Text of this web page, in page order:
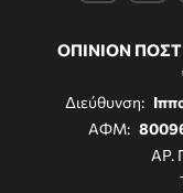
ΟΠΙΝΙΟΝ
Διεύθυνση:
ΑΦΜ:
ΑΡ.